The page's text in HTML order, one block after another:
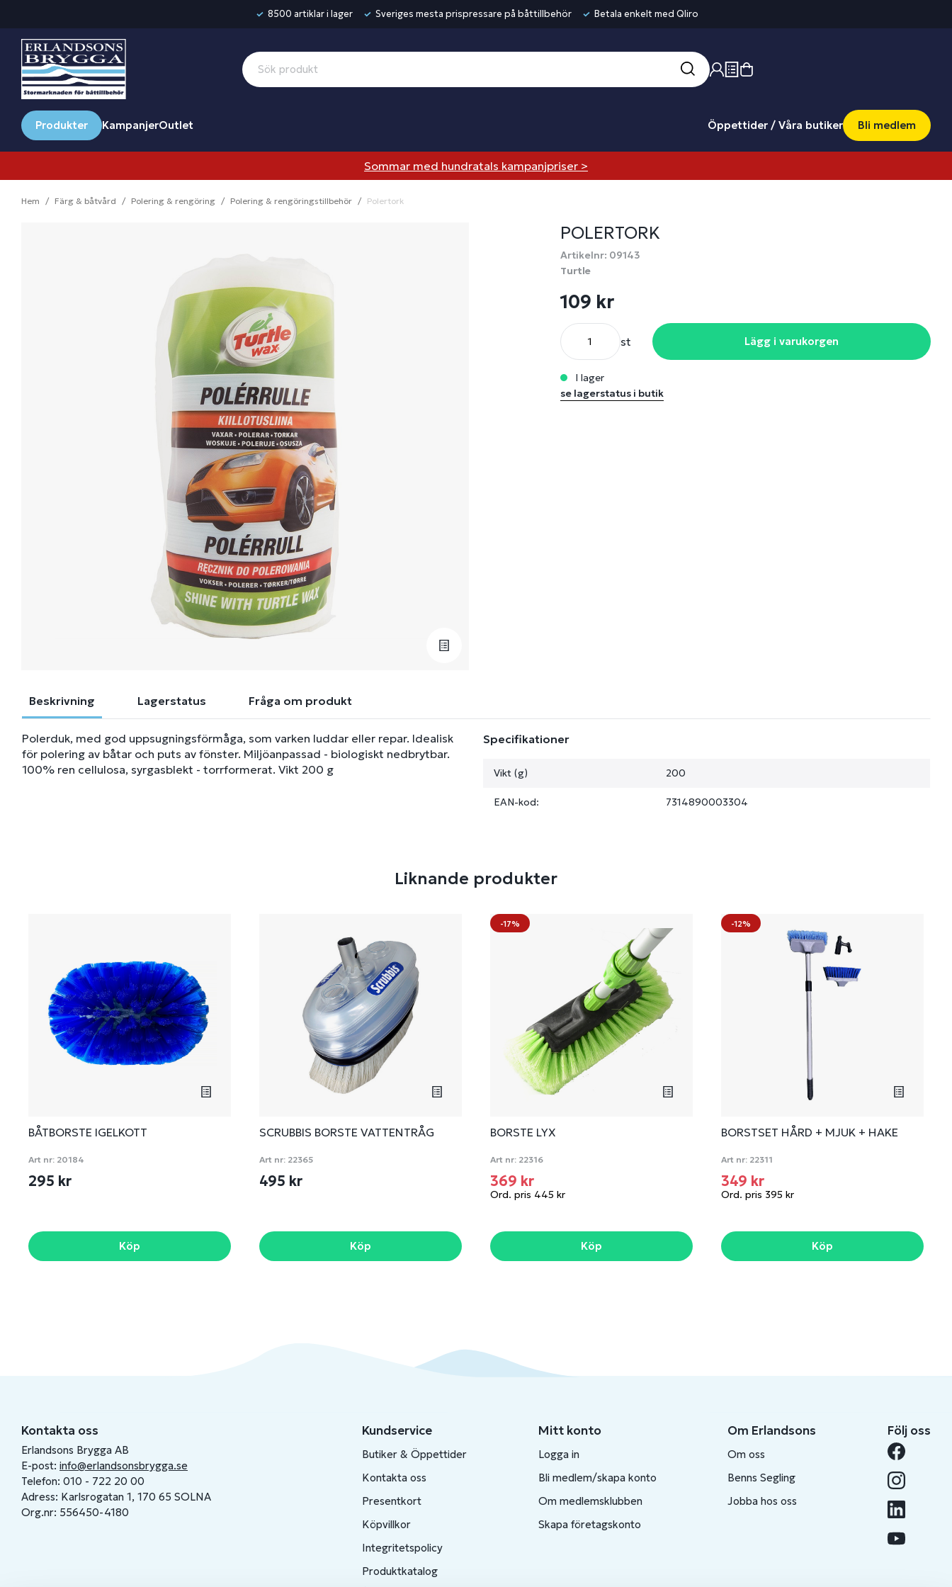
8500 artiklar i lager Sveriges mesta prispressare på båttillbehör Betala enkelt med Qliro
Produkter KampanjerOutlet Öppettider / Våra butiker Bli medlem
Sommar med hundratals kampanjpriser >
Hem Färg & båtvård Polering & rengöring Polering & rengöringstillbehör Polertork
POLERTORK
Artikelnr: 09143
Turtle
109 kr
st Lägg i varukorgen
i lager
se lagerstatus i butik
Beskrivning Lagerstatus Fråga om produkt
Polerduk, med god uppsugningsförmåga, som varken luddar eller repar. Idealisk
för polering av båtar och puts av fönster. Miljöanpassad - biologiskt nedbrytbar.
100% ren cellulosa, syrgasblekt - torrformerat. Vikt 200 g
Specifikationer
Vikt (g) 200
EAN-kod: 7314890003304
Liknande produkter
BÅTBORSTE IGELKOTT
Art nr: 20184
295 kr
Köp
SCRUBBIS BORSTE VATTENTRÅG
Art nr: 22365
495 kr
Köp
-17%
BORSTE LYX
Art nr: 22316
369 kr
Ord. pris 445 kr
Köp
-12%
BORSTSET HÅRD + MJUK + HAKE
Art nr: 22311
349 kr
Ord. pris 395 kr
Köp
Kontakta oss
Erlandsons Brygga AB
E-post: info@erlandsonsbrygga.se
Telefon: 010 - 722 20 00
Adress: Karlsrogatan 1, 170 65 SOLNA
Org.nr: 556450-4180
Kundservice
Butiker & Öppettider
Kontakta oss
Presentkort
Köpvillkor
Integritetspolicy
Produktkatalog
Mitt konto
Logga in
Bli medlem/skapa konto
Om medlemsklubben
Skapa företagskonto
Om Erlandsons
Om oss
Benns Segling
Jobba hos oss
Följ oss